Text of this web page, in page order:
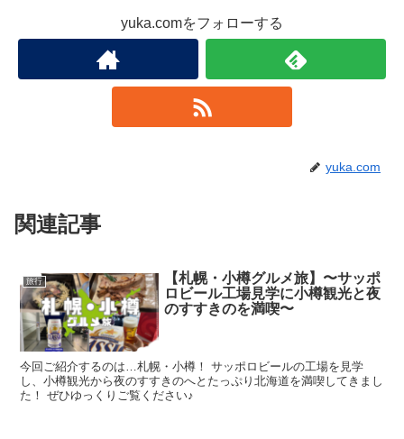
yuka.comをフォローする
yuka.com
関連記事
旅行
【札幌・小樽グルメ旅】〜サッポ
ロビール工場見学に小樽観光と夜
のすすきのを満喫〜
今回ご紹介するのは…札幌・小樽！ サッポロビールの工場を見学
し、小樽観光から夜のすすきのへとたっぷり北海道を満喫してきまし
た！ ぜひゆっくりご覧ください♪